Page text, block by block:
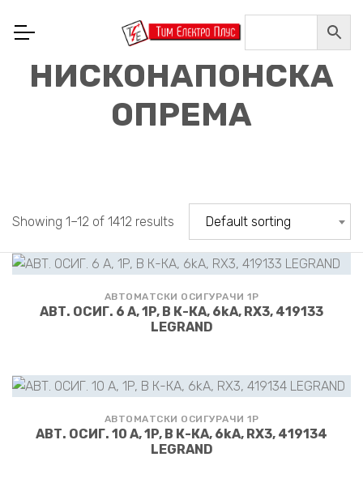
НИСКОНАПОНСКА
ОПРЕМА
Showing 1–12 of 1412 results Default sorting
АВТОМАТСКИ ОСИГУРАЧИ 1P
АВТ. ОСИГ. 6 А, 1P, В К-КА, 6kA, RX3, 419133
LEGRAND
АВТОМАТСКИ ОСИГУРАЧИ 1P
АВТ. ОСИГ. 10 А, 1P, В К-КА, 6kA, RX3, 419134
LEGRAND